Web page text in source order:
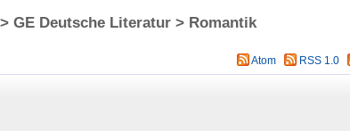
GE Deutsche Literatur > Romantik
Atom RSS 1.0